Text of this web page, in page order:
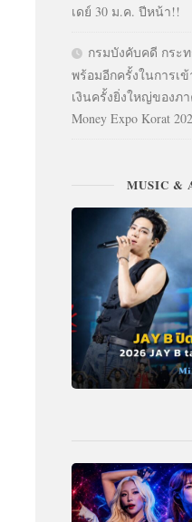
เดย์ 30 ม.ค. ปีหน้า!!
กรมบังคับคดี กระ
พร้อมอีกครั้งในการเ
เงินครั้งยิ่งใหญ่ของภ
Money Expo Korat
MUSIC &